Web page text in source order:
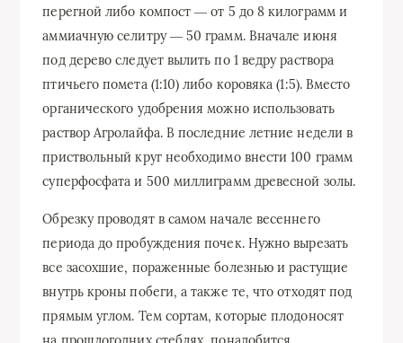
перегной либо компост ― от 5 до 8 килограмм и
аммиачную селитру ― 50 грамм. Вначале июня
под дерево следует вылить по 1 ведру раствора
птичьего помета (1:10) либо коровяка (1:5). Вместо
органического удобрения можно использовать
раствор Агролайфа. В последние летние недели в
приствольный круг необходимо внести 100 грамм
суперфосфата и 500 миллиграмм древесной золы.
Обрезку проводят в самом начале весеннего
периода до пробуждения почек. Нужно вырезать
все засохшие, пораженные болезнью и растущие
внутрь кроны побеги, а также те, что отходят под
прямым углом. Тем сортам, которые плодоносят